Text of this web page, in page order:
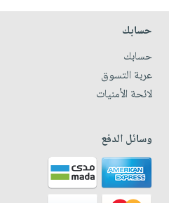
حسابك
حسابك
عربة التسوق
لائحة الأمنيات
وسائل الدفع